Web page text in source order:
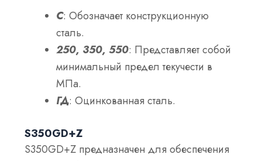
С: Обозначает конструкционную
сталь.
250, 350, 550: Представляет собой
минимальный предел текучести в
МПа.
ГД: Оцинкованная сталь.
S350GD+Z
S350GD+Z предназначен для обеспечения